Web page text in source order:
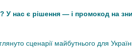
У нас є рішення — і промокод на
сценарії майбутнього для